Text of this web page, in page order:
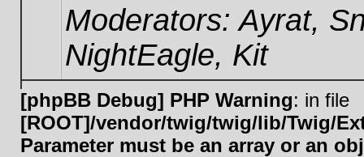
Moderators:Ayrat,
NightEagle, Kit
[phpBB Debug] PHP Warning: in file
[ROOT]/vendor/twig/twig/lib/Twig/
Parameter must be an array or an